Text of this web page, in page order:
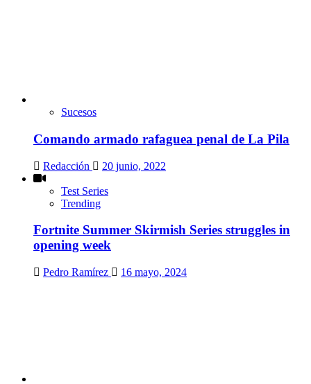
Sucesos
Comando armado rafaguea penal de La Pila
Redacción 20 junio, 2022
Test Series
Trending
Fortnite Summer Skirmish Series struggles in
opening week
Pedro Ramírez 16 mayo, 2024